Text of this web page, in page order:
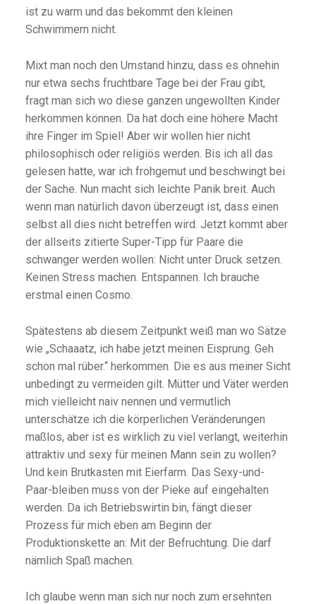
ist zu warm und das bekommt den kleinen
Schwimmern nicht.
Mixt man noch den Umstand hinzu, dass es ohnehin
nur etwa sechs fruchtbare Tage bei der Frau gibt,
fragt man sich wo diese ganzen ungewollten Kinder
herkommen können. Da hat doch eine höhere Macht
ihre Finger im Spiel! Aber wir wollen hier nicht
philosophisch oder religiös werden. Bis ich all das
gelesen hatte, war ich frohgemut und beschwingt bei
der Sache. Nun macht sich leichte Panik breit. Auch
wenn man natürlich davon überzeugt ist, dass einen
selbst all dies nicht betreffen wird. Jetzt kommt aber
der allseits zitierte Super-Tipp für Paare die
schwanger werden wollen: Nicht unter Druck setzen.
Keinen Stress machen. Entspannen. Ich brauche
erstmal einen Cosmo.
Spätestens ab diesem Zeitpunkt weiß man wo Sätze
wie „Schaaatz, ich habe jetzt meinen Eisprung. Geh
schon mal rüber.“ herkommen. Die es aus meiner Sicht
unbedingt zu vermeiden gilt. Mütter und Väter werden
mich vielleicht naiv nennen und vermutlich
unterschätze ich die körperlichen Veränderungen
maßlos, aber ist es wirklich zu viel verlangt, weiterhin
attraktiv und sexy für meinen Mann sein zu wollen?
Und kein Brutkasten mit Eierfarm. Das Sexy-und-
Paar-bleiben muss von der Pieke auf eingehalten
werden. Da ich Betriebswirtin bin, fängt dieser
Prozess für mich eben am Beginn der
Produktionskette an: Mit der Befruchtung. Die darf
nämlich Spaß machen.
Ich glaube wenn man sich nur noch zum ersehnten